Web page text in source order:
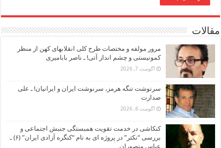
مقالات
مرور مولفه و مختصات طرح کلی انقلابهای کهن از منظر
کمونیستی و چشم انداز آتی! ـ ناصر بابامیری
آگوست 7, 2026
سرنوشت تنگه هرمز، سرنوشت ایران و ایرانیان! ـ علی
صدارت
آگوست 6, 2026
کنکاشی در خدمت تقویت همبستگی جنبش اجتماعی و
بررسی “نکثر” در پروژه ای به نام “کنگره آزادی ایران” (۶) ـ
عباس منصوران